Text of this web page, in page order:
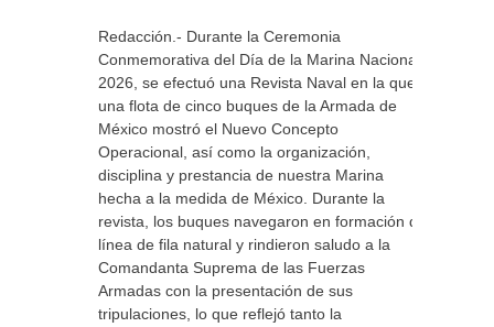
Redacción.- Durante la Ceremonia
Conmemorativa del Día de la Marina Nacional
2026, se efectuó una Revista Naval en la que
una flota de cinco buques de la Armada de
México mostró el Nuevo Concepto
Operacional, así como la organización,
disciplina y prestancia de nuestra Marina
hecha a la medida de México. Durante la
revista, los buques navegaron en formación de
línea de fila natural y rindieron saludo a la
Comandanta Suprema de las Fuerzas
Armadas con la presentación de sus
tripulaciones, lo que reflejó tanto la